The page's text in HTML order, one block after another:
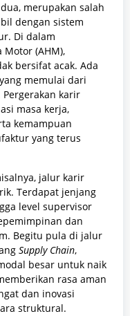
merupakan salah
dengan sistem
Di dalam
Motor (AHM),
bersifat acak. Ada
memulai dari
karir
masa kerja,
kemampuan
yang terus
jalur karir
Terdapat jenjang
level supervisor
dan
Begitu pula di jalur
Supply Chain,
besar untuk naik
rasa aman
dan inovasi
struktural.